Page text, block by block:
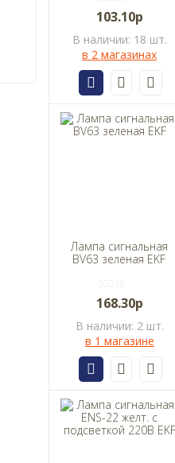
103.10р
В наличии: 18 шт.
в 2 магазинах
Лампа сигнальная
BV63 зеленая EKF
168.30р
В наличии: 2 шт.
в 1 магазине